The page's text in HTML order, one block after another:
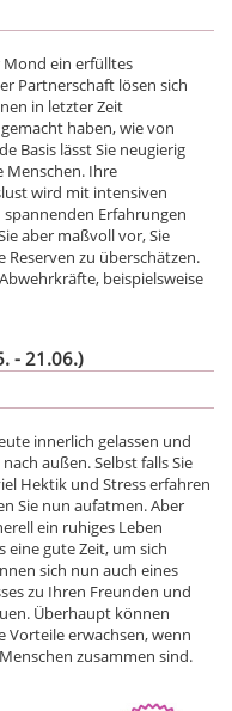
ein erfülltes
Partnerschaft lösen sich
in letzter Zeit
haben, wie von
Basis lässt Sie neugierig
Menschen. Ihre
wird mit intensiven
Erfahrungen
aber maßvoll vor, Sie
Reserven zu überschätzen.
beispielsweise
- 21.06.)
innerlich gelassen und
außen. Selbst falls Sie
Hektik und Stress erfahren
Sie nun aufatmen. Aber
ein ruhiges Leben
eine gute Zeit, um sich
sich nun auch eines
zu Ihren Freunden und
Überhaupt können
Vorteile erwachsen, wenn
zusammen sind.